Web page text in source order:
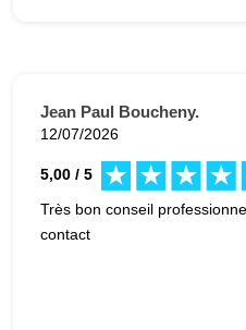
Jean Paul Boucheny.
12/07/2026
5,00 / 5
Très bon conseil
contact